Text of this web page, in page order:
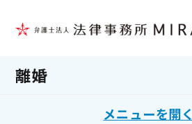
離婚
メニューを開く